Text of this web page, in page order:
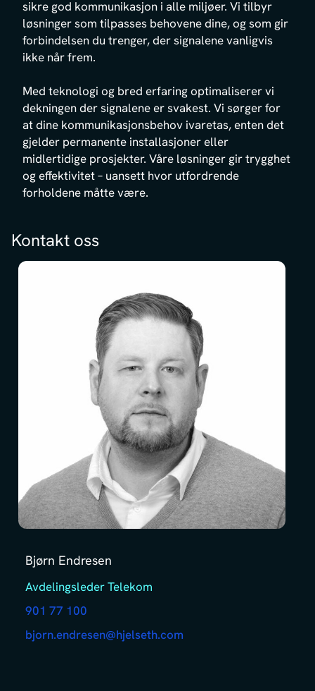
Kontakt oss
Bjørn Endresen
Avdelingsleder Telekom
901 77 100
bjorn.endresen@hjelseth.com
sikre god kommunikasjon i alle miljøer. Vi tilbyr
løsninger som tilpasses behovene dine, og som gir
forbindelsen du trenger, der signalene vanligvis
ikke når frem.
Med teknologi og bred erfaring optimaliserer vi
dekningen der signalene er svakest. Vi sørger for
at dine kommunikasjonsbehov ivaretas, enten det
gjelder permanente installasjoner eller
midlertidige prosjekter. Våre løsninger gir trygghet
og effektivitet – uansett hvor utfordrende
forholdene måtte være.